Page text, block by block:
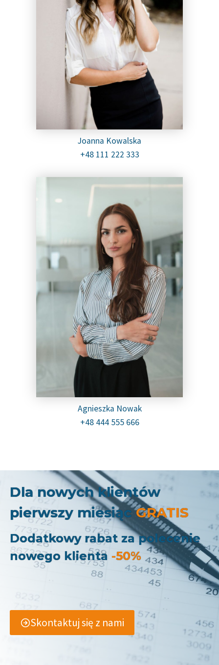
Joanna Kowalska
+48 111 222 333
Agnieszka Nowak
+48 444 555 666
Dla nowych klientów
pierwszy miesiącGRATIS
Dodatkowy rabat za polecenie
nowego klienta -50%
Skontaktuj się z nami